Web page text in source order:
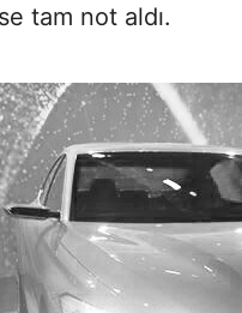
tam not aldı.